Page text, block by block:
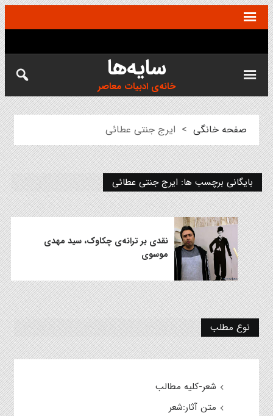
سایه‌ها
خانه‌ی ادبیات معاصر
صفحه خانگی > ایرج جنتی عطائی
بایگانی برچسب ها: ایرج جنتی عطائی
نقدی بر ترانه‌ی چکاوک، سید مهدی
موسوی
نوع مطلب
شعر-کلیه مطالب
متن آثار:شعر